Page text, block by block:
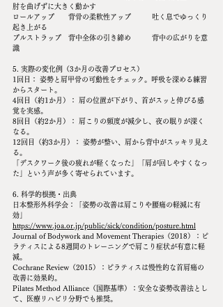
肘を曲げずに大きく動かす
ロールアップ	背骨の柔軟性アップ	吐く息でゆっくり
起き上がる
プルストラップ	背中全体の引き締め	背中の広がりを意
識
5. 実際の変化例（3か月の改善プロセス）
1回目： 姿勢と肩甲骨の可動性をチェック。呼吸を深める練習
からスタート。
4回目（約1か月）： 肩の位置が下がり、首がスッと伸びる感
覚を実感。
8回目（約2か月）： 肩こりの頻度が減少し、夜の眠りが深く
なる。
12回目（約3か月）： 姿勢が整い、肩から背中がスッキリ見え
る。
「デスクワーク後の疲れが軽くなった」「肩が回しやすくなっ
た」という声が多く寄せられています。
6. 科学的根拠・出典
日本整形外科学会：「姿勢の改善は肩こりや腰痛の軽減に有
効」
https://www.joa.or.jp/public/sick/condition/posture.html
Journal of Bodywork and Movement Therapies（2018）：ピ
ラティスによる8週間のトレーニングで肩こり症状が有意に軽
減。
Cochrane Review（2015）：ピラティスは慢性的な首肩痛の
改善に効果的。
Pilates Method Alliance（国際基準）：安全な姿勢改善法とし
て、医療リハビリ分野でも推奨。